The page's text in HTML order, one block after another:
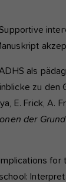
Supportive
als
zu
E. Frick, A.
der
Implications